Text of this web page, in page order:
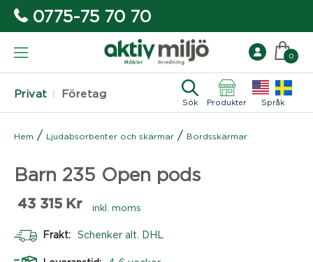
0775-75 70 70
Privat Företag
Sök Produkter Språk
0
Hem / Ljudabsorbenter och skärmar / Bordsskärmar
Barn 235 Open pods
43 315 Kr inkl. moms
Frakt: Schenker alt. DHL